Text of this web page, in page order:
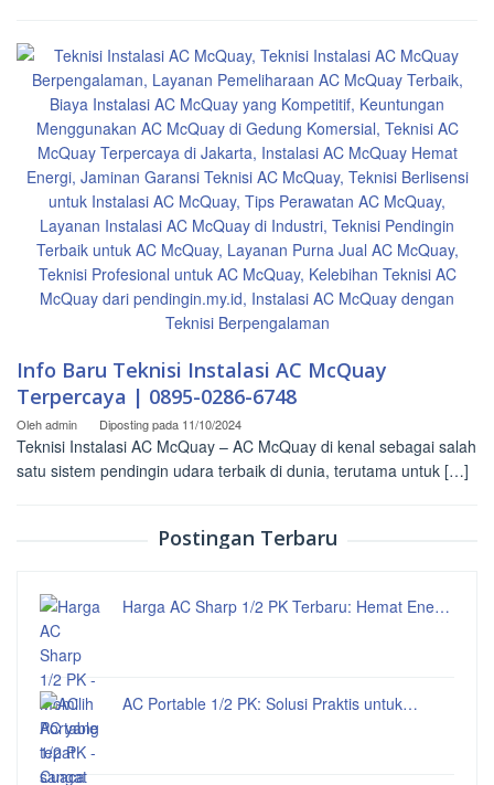
Info Baru Teknisi Instalasi AC McQuay
Terpercaya | 0895-0286-6748
Olehadmin Diposting pada 11/10/2024
Teknisi Instalasi AC McQuay – AC McQuay di kenal sebagai salah
satu sistem pendingin udara terbaik di dunia, terutama untuk […]
Postingan Terbaru
Harga AC Sharp 1/2 PK Terbaru: Hemat Ene…
AC Portable 1/2 PK: Solusi Praktis untuk…